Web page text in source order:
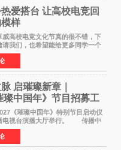
爱搭台 让高校电竞回
样
高校电竞文化节真的很不错，下
请我们，也希望能给更多同学一个
会。 2026卓威高校电竞文化节
，在活动结束后，仍有不少高校电
现
启璀璨新章｜
璨中国年》节目招募工
动
《璀璨中国年》特别节目启动仪
电视台演播大厅举行。 传播中
，弘扬纯正国风艺术，打造高规
正能量的文艺盛典，是璀璨中国年
心